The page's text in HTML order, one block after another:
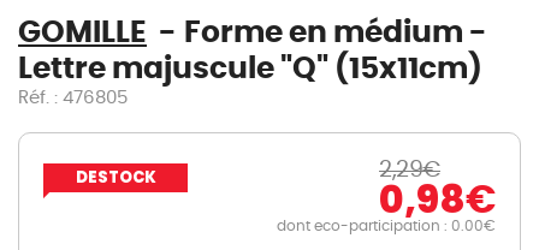
GOMILLE
Forme en médium -
Lettre majuscule "Q" (15x11cm)
Réf. : 476805
DESTOCK 2,29€
0,98€
dont eco-participation : 0.00€